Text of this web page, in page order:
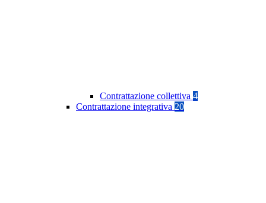
Contrattazione collettiva 4
Contrattazione integrativa 20